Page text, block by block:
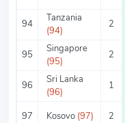
94
Tanzania
(94)
2
95
Singapore
(95)
2
96
Sri Lanka
(96)
1
97 Kosovo (97) 2